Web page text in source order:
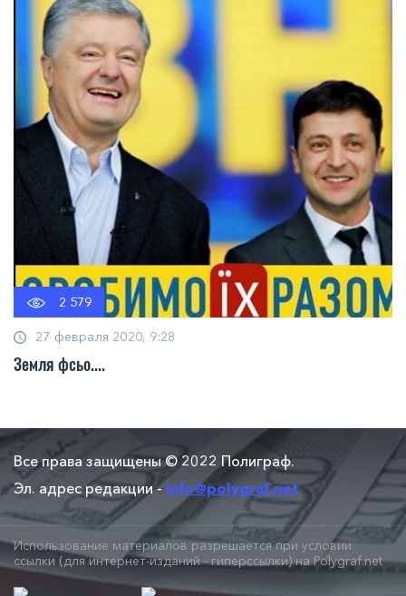
2 579
27 февраля 2020, 9:28
Земля фсьо....
Все права защищены © 2022 Полиграф.
Эл. адрес редакции - info@polygraf.net
Использование материалов разрешается при условии
ссылки (для интернет-изданий - гиперссылки) на Polygraf.net